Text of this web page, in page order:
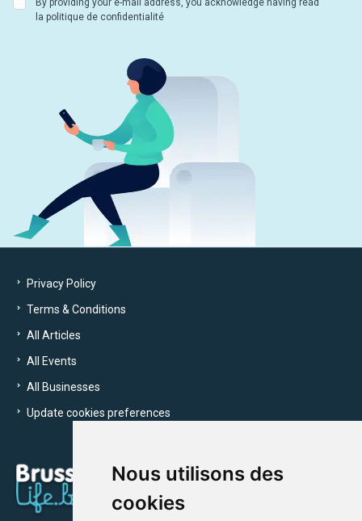
Nous utilisons des
cookies
la politique de confidentialité
Privacy Policy
Terms & Conditions
All Articles
All Events
All Businesses
Update cookies preferences